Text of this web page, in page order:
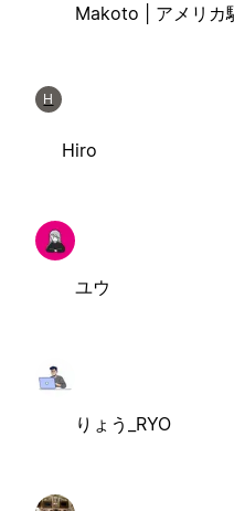
Makoto | アメリカ
H
Hiro
ユウ
りょう_RYO